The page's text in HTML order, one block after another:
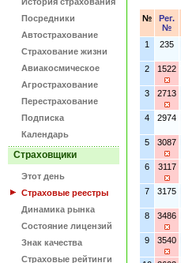
Посредники
Автострахование
Страхование жизни
Авиакосмическое
Агрострахование
Перестрахование
Подписка
Календарь
Страховщики
Этот день
Страховые реестры
Динамика рынка
Состояние лицензий
Знак качества
Страховые рейтинги
№
Рег.
№
1 235
2 1522
3 2713
4 2974
5 3087
6 3117
7 3175
8 3486
9 3540